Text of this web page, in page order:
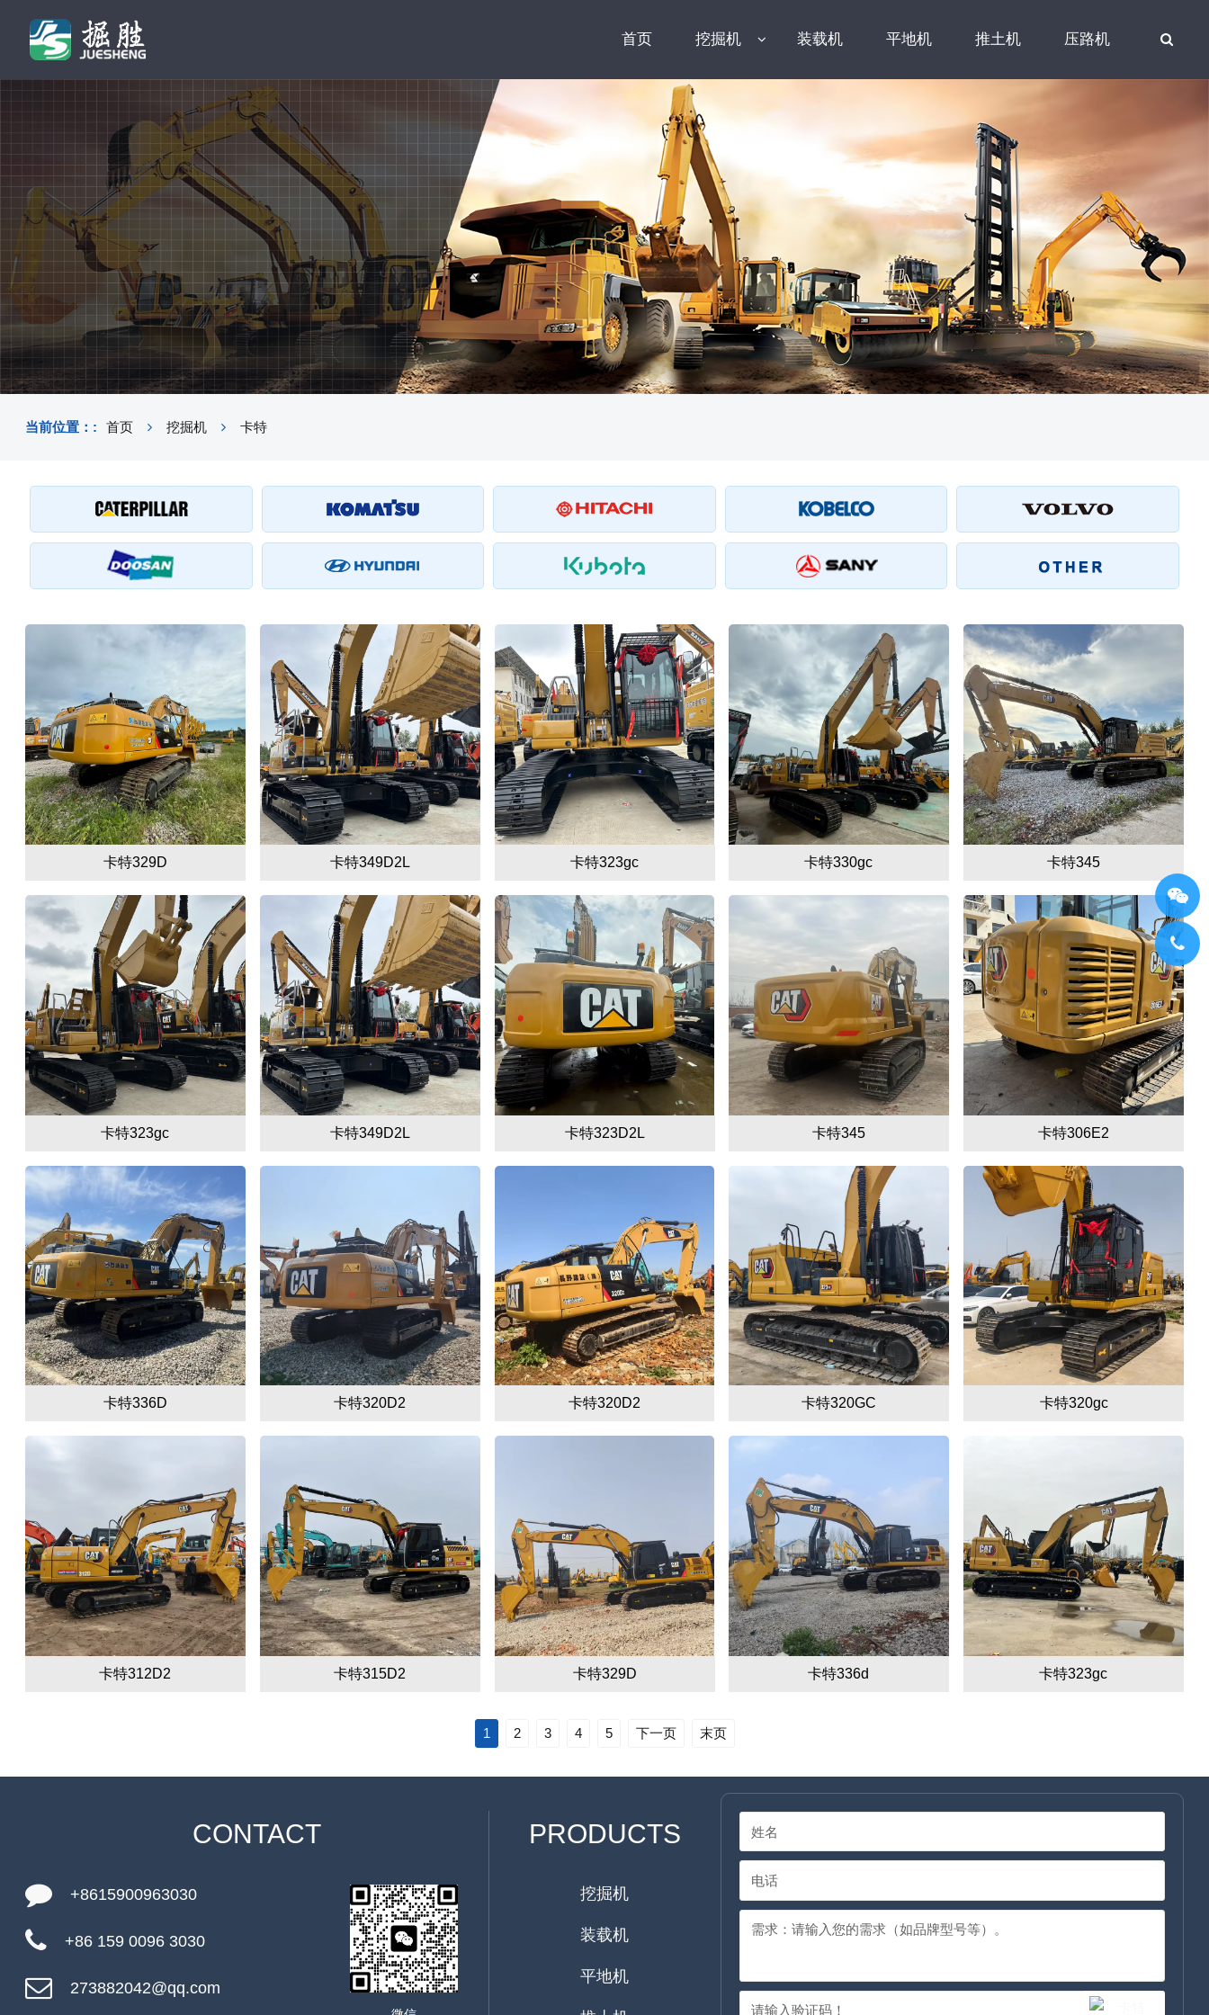
首页 挖掘机 装载机 平地机 推土机 压路机
当前位置：: 首页 挖掘机 卡特
卡特329D 卡特349D2L 卡特323gc 卡特330gc 卡特345
卡特323gc 卡特349D2L 卡特323D2L 卡特345 卡特306E2
卡特336D 卡特320D2 卡特320D2 卡特320GC 卡特320gc
卡特312D2 卡特315D2 卡特329D 卡特336d 卡特323gc
1 2 3 4 5 下一页 末页
CONTACT
+8615900963030
+86 159 0096 3030
273882042@qq.com
PRODUCTS
挖掘机
装载机
平地机